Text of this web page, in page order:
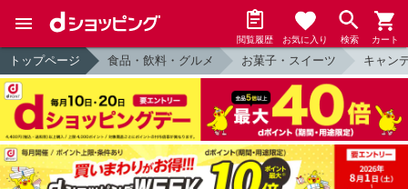
閲覧履歴 お気に入り 検索 カート
トップページ 食品・飲料・グルメ お菓子・スイーツ キャン